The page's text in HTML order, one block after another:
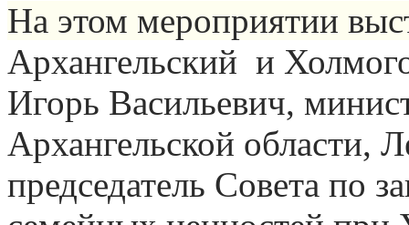
На этом мероприятии
Архангельский и
Игорь Васильевич,
Архангельской области,
председатель Совета по